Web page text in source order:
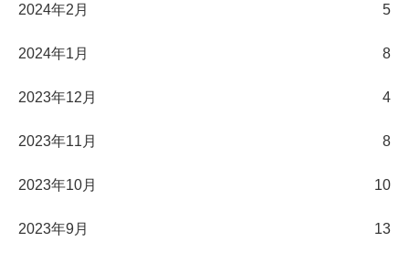
2024年2月 5
2024年1月 8
2023年12月 4
2023年11月 8
2023年10月 10
2023年9月 13